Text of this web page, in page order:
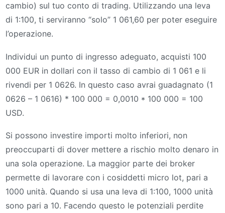
cambio) sul tuo conto di trading. Utilizzando una leva
di 1:100, ti serviranno “solo” 1 061,60 per poter eseguire
l’operazione.
Individui un punto di ingresso adeguato, acquisti 100
000 EUR in dollari con il tasso di cambio di 1 061 e li
rivendi per 1 0626. In questo caso avrai guadagnato (1
0626 – 1 0616) * 100 000 = 0,0010 * 100 000 = 100
USD.
Si possono investire importi molto inferiori, non
preoccuparti di dover mettere a rischio molto denaro in
una sola operazione. La maggior parte dei broker
permette di lavorare con i cosiddetti micro lot, pari a
1000 unità. Quando si usa una leva di 1:100, 1000 unità
sono pari a 10. Facendo questo le potenziali perdite